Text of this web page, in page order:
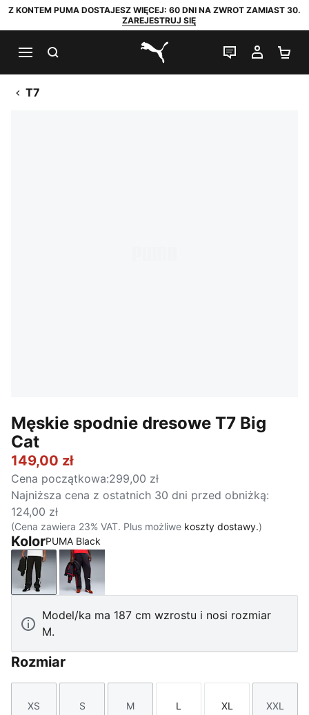
Z KONTEM PUMA DOSTAJESZ WIĘCEJ: 60 DNI NA ZWROT ZAMIAST 30.
ZAREJESTRUJ SIĘ
PUMA.com
CZAT NA
MOJE
T7
Męskie spodnie dresowe T7 Big
Cat
149,00 zł
Cena początkowa:299,00 zł
Najniższa cena z ostatnich 30 dni przed obniżką:
124,00 zł
(Cena zawiera 23% VAT. Plus możliwe koszty dostawy.)
KolorPUMA Black
PUMA BlackNew Navy
Model/ka ma 187 cm wzrostu i nosi rozmiar
M.
Rozmiar
XS S M L XL XXL